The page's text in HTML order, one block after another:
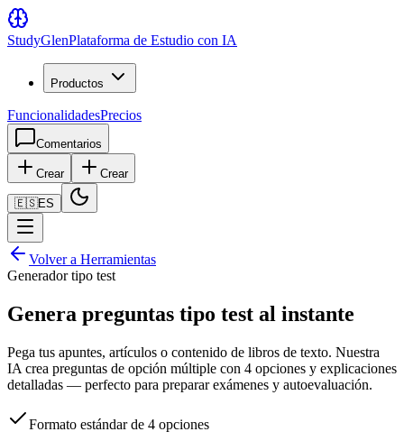
StudyGlenPlataforma de Estudio con IA
Productos
FuncionalidadesPrecios
Comentarios
Crear Crear
🇪🇸ES
Volver a Herramientas
Generador tipo test
Genera preguntas tipo test al instante
Pega tus apuntes, artículos o contenido de libros de texto. Nuestra
IA crea preguntas de opción múltiple con 4 opciones y explicaciones
detalladas — perfecto para preparar exámenes y autoevaluación.
Formato estándar de 4 opciones